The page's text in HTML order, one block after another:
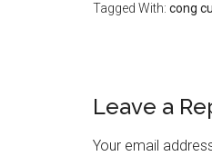
Tagged With: cong
Reader
Leave a
Your email